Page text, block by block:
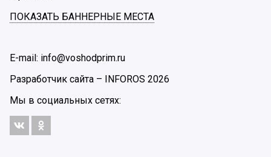
ПОКАЗАТЬ БАННЕРНЫЕ МЕСТА
E-mail: info@voshodprim.ru
Разработчик сайта – INFOROS 2026
Мы в социальных сетях: